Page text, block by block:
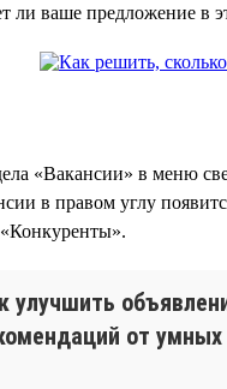
ли ваше предложение в
«Вакансии» в меню
в правом углу
от